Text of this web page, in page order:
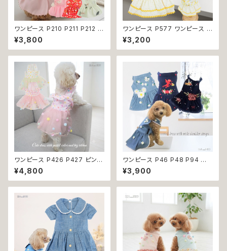
ワンピース P210 P211 P212 犬
イエロー ピンク ホワイト レッド
レモン 蝶 フラワー 猫 ペット 服
犬服 犬の服 犬洋服 犬の洋服
洋服 dog ドッグウェア ドッグウ
エア 女の子 小型犬 おしゃれ か
わいい 可愛い 透け感 コットン
返品交換不可
¥3,800
ワンピース P577 ワンピース ド
レス ハンドメイド 花 スカート ト
ップス ティアードスカート 春 夏
パピー 小型犬 犬 猫 ペット 服
ウェア おしゃれ かわいい お出
かけ 返品交換不可
¥3,200
ワンピース P426 P427 ピンク
ホワイト ハンドメイド ビーズ 揺
れる リボン レース ドッグウェア
春夏 ドッグウエア ドッグ ウェア
プル 犬洋服 猫洋服 春 夏 洋服
女の子 男の子 小型 おしゃれ か
わいい 送料無料 返品交換不可
¥4,800
ワンピース P46 P48 P94 犬
服 フラワー デニム調 トップス ナ
チュラル ハンドメイド ブルー 青
花 パール風 ビーズ ドッグ ウェ
服 犬の服 犬洋服 洋服 女の子
小型 小型犬 猫 おしゃれ かわい
い 返品交換不可
¥3,900